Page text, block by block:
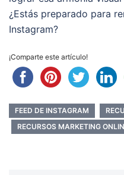
¿Estás preparado para
Instagram?
¡Comparte este artículo!
FEED DE INSTAGRAM
RECURSOS MARKETING